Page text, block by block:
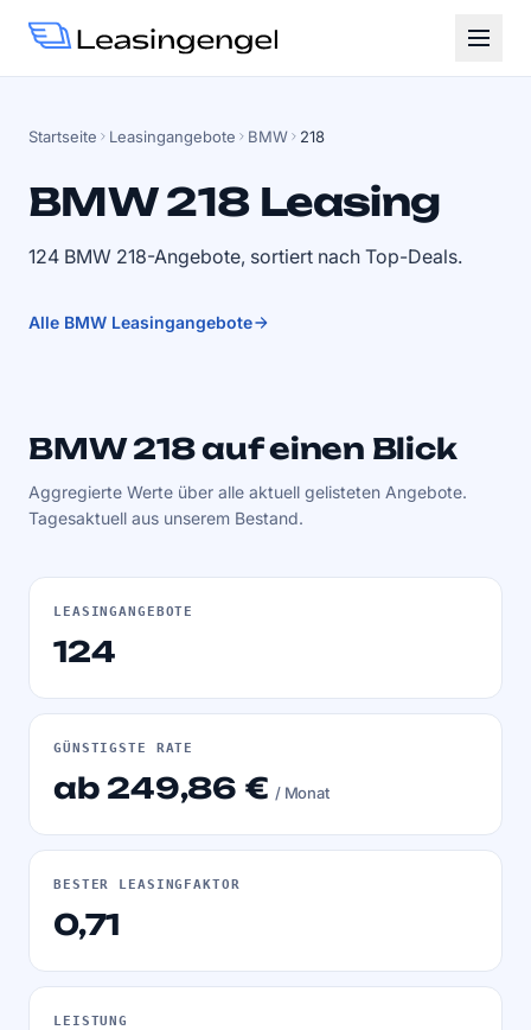
Startseite Leasingangebote BMW 218
BMW 218 Leasing
124 BMW 218-Angebote, sortiert nach Top-Deals.
Alle BMW Leasingangebote
BMW 218 auf einen Blick
Aggregierte Werte über alle aktuell gelisteten Angebote.
Tagesaktuell aus unserem Bestand.
LEASINGANGEBOTE
124
GÜNSTIGSTE RATE
ab 249,86 €/ Monat
BESTER LEASINGFAKTOR
0,71
LEISTUNG